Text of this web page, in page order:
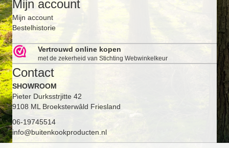
Mijn account
Mijn account
Bestelhistorie
Vertrouwd online kopen
met de zekerheid van Stichting Webwinkelkeur
Contact
SHOWROOM
Pieter Durksstrjitte 42
9108 ML Broeksterwâld Friesland
06-19745514
info@buitenkookproducten.nl